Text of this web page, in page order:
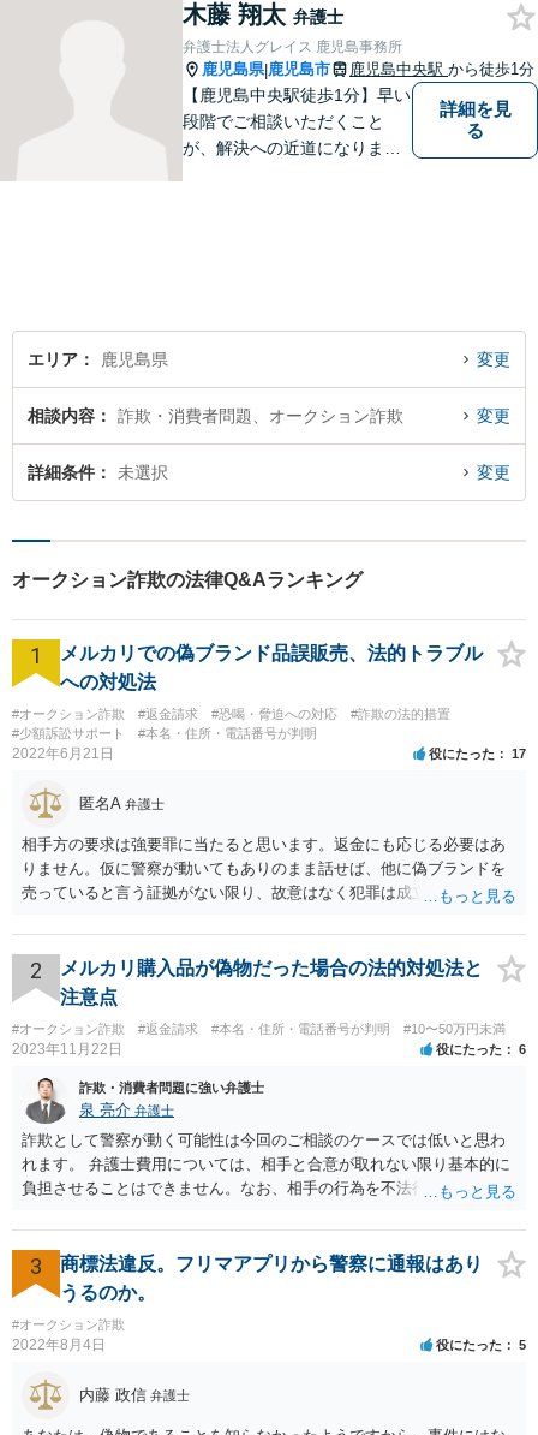
木藤 翔太 弁護士
弁護士法人グレイス 鹿児島事務所
鹿児島県|鹿児島市 鹿児島中央駅 から徒歩1分
【鹿児島中央駅徒歩1分】早い
段階でご相談いただくこと
が、解決への近道になりま
可】
詳細を見
る
エリア 鹿児島県 変更
相談内容 詐欺・消費者問題、オークション詐欺 変更
詳細条件 未選択 変更
オークション詐欺の法律Q&Aランキング
1
メルカリでの偽ブランド品誤販売、法的トラブル
への対処法
#オークション詐欺 #返金請求 #恐喝・脅迫への対応
#詐欺の法的措置
#少額訴訟サポート
#本名・住所・電話番号が判明
2022年6月21日 役にたった 17
匿名A 弁護士
相手方の要求は強要罪に当たると思います。返金にも応じる必要はあ
りません。仮に警察が動いてもありのまま話せば、他に偽ブランドを
売っていると言う証拠がない限り、故意はなく犯罪は成立しないと判
す。本当にブランド品がほしくて損したと思うだけなら元の金額の返
金しか求めないはずですし、靴の機能性に問題がないなら「ブランド
品じゃないから履いていかなかった」という主張もまず通りません。
2
メルカリ購入品が偽物だった場合の法的対処法と
注意点
#オークション詐欺 #返金請求 #本名・住所・電話番号が判明 #10〜50万円未満
2023年11月22日 役にたった 6
詐欺・消費者問題に強い弁護士
泉 亮介 弁護士
詐欺として警察が動く可能性は今回のご相談のケースでは低いと思わ
れます。 弁護士費用については、相手と合意が取れない限り基本的に
負担させることはできません。なお、相手の行為を不法行為として損
して請求することも可能です。
3
商標法違反。フリマアプリから警察に通報はあり
うるのか。
#オークション詐欺
2022年8月4日 役にたった 5
内藤 政信 弁護士